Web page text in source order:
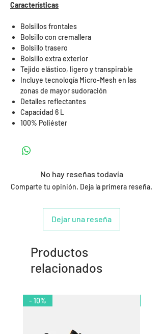
Características
Bolsillos frontales
Bolsillo con cremallera
Bolsillo trasero
Bolsillo extra exterior
Tejido elástico, ligero y transpirable
Incluye tecnología Micro-Mesh en las
zonas de mayor sudoración
Detalles reflectantes
Capacidad 6 L
100% Poliéster
No hay reseñas todavía
Comparte tu opinión. Deja la primera reseña.
Dejar una reseña
Productos
relacionados
- 10%